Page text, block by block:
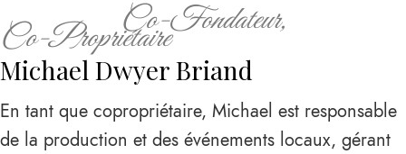
Co-Fondateur,
Co-Propriétaire
Michael Dwyer Briand
En tant que copropriétaire, Michael est responsable
de la production et des événements locaux, gérant